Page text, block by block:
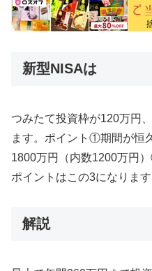
新型NISAは
つみたて投資枠が120万円
ます。ポイント①期間が恒
1800万円（内数1200万円
ポイントはこの3になります
解説